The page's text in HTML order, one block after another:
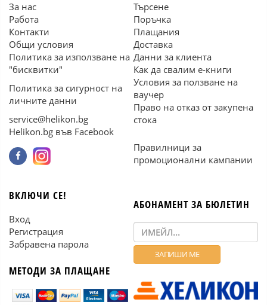
За нас
Работа
Контакти
Общи условия
Политика за използване на
"бисквитки"
Политика за сигурност на
личните данни
service@helikon.bg
Helikon.bg във Facebook
Търсене
Поръчка
Плащания
Доставка
Данни за клиента
Как да свалим е-книги
Условия за ползване на
ваучер
Право на отказ от закупена
стока
Правилници за
промоционални кампании
ВКЛЮЧИ СЕ!
Вход
Регистрация
Забравена парола
МЕТОДИ ЗА ПЛАЩАНЕ
АБОНАМЕНТ ЗА БЮЛЕТИН